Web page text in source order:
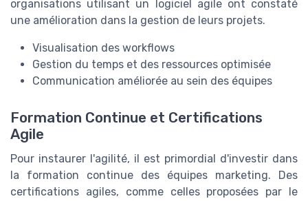
organisations utilisant un logiciel agile ont constaté
une amélioration dans la gestion de leurs projets.
Visualisation des workflows
Gestion du temps et des ressources optimisée
Communication améliorée au sein des équipes
Formation Continue et Certifications
Agile
Pour instaurer l'agilité, il est primordial d'investir dans
la formation continue des équipes marketing. Des
certifications agiles, comme celles proposées par le